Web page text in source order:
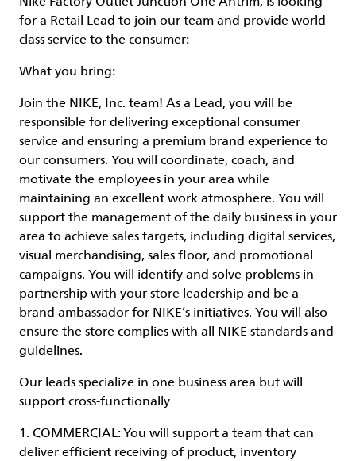
for a Retail Lead to join our team and provide world-
class service to the consumer:
What you bring:
Join the NIKE, Inc. team! As a Lead, you will be
responsible for delivering exceptional consumer
service and ensuring a premium brand experience to
our consumers. You will coordinate, coach, and
motivate the employees in your area while
maintaining an excellent work atmosphere. You will
support the management of the daily business in your
area to achieve sales targets, including digital services,
visual merchandising, sales floor, and promotional
campaigns. You will identify and solve problems in
partnership with your store leadership and be a
brand ambassador for NIKE’s initiatives. You will also
ensure the store complies with all NIKE standards and
guidelines.
Our leads specialize in one business area but will
support cross-functionally
1. COMMERCIAL: You will support a team that can
deliver efficient receiving of product, inventory